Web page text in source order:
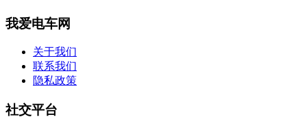
我爱电车网
关于我们
联系我们
隐私政策
社交平台